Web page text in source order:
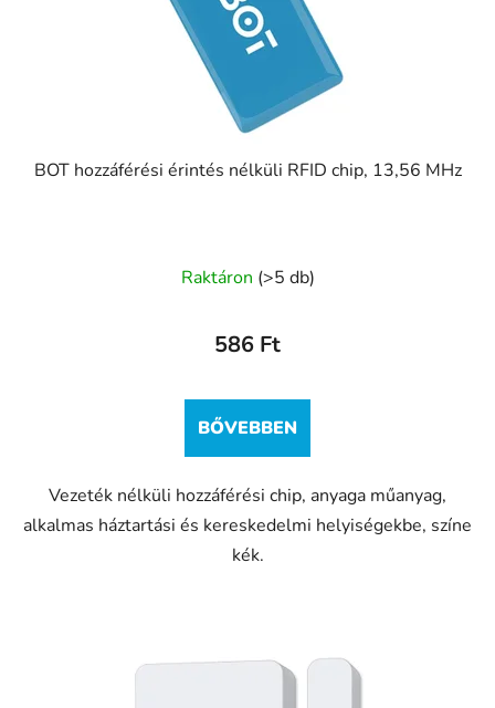
BOT hozzáférési érintés nélküli RFID chip, 13,56 MHz
Raktáron (>5 db)
586 Ft
BŐVEBBEN
Vezeték nélküli hozzáférési chip, anyaga műanyag,
alkalmas háztartási és kereskedelmi helyiségekbe, színe
kék.